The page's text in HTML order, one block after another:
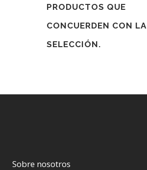
PRODUCTOS QUE
CONCUERDEN CON LA
SELECCIÓN.
Sobre nosotros